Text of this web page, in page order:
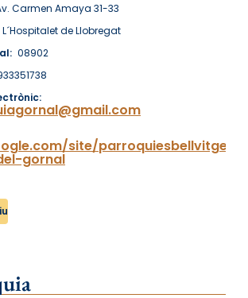
Carmen Amaya 31-33
L´Hospitalet de Llobregat
08902
site/
gornal